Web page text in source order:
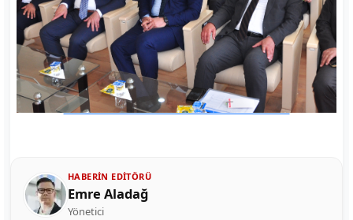
HABERIN EDITÖRÜ
Emre Aladağ
Yönetici